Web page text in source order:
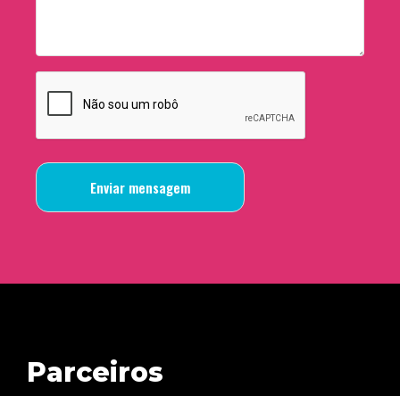
Parceiros